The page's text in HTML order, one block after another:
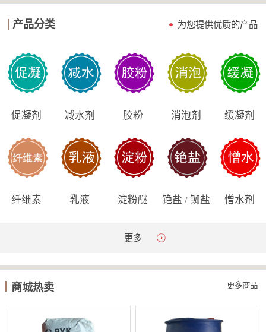
产品分类 为您提供优质的产品
促凝剂 减水剂 胶粉 消泡剂 缓凝剂
纤维素 乳液 淀粉醚 铯盐 / 铷盐 憎水剂
更多
商城热卖 更多商品